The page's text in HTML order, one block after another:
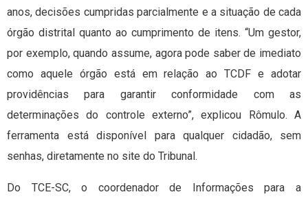
anos, decisões cumpridas parcialmente e a situação de cada
órgão distrital quanto ao cumprimento de itens. “Um gestor,
por exemplo, quando assume, agora pode saber de imediato
como aquele órgão está em relação ao TCDF e adotar
providências para garantir conformidade com as
determinações do controle externo”, explicou Rômulo. A
ferramenta está disponível para qualquer cidadão, sem
senhas, diretamente no site do Tribunal.
Do TCE-SC, o coordenador de Informações para a